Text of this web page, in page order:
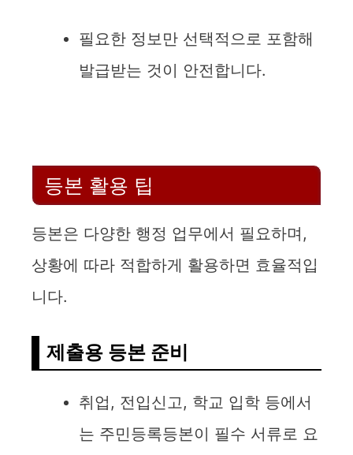
필요한 정보만 선택적으로 포함해
발급받는 것이 안전합니다.
등본 활용 팁
등본은 다양한 행정 업무에서 필요하며,
상황에 따라 적합하게 활용하면 효율적입
니다.
제출용 등본 준비
취업, 전입신고, 학교 입학 등에서
는 주민등록등본이 필수 서류로 요